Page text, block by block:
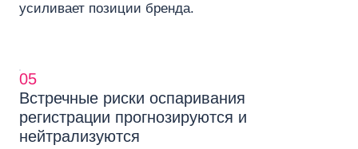
усиливает позиции бренда.
05
Встречные риски оспаривания
регистрации прогнозируются и
нейтрализуются